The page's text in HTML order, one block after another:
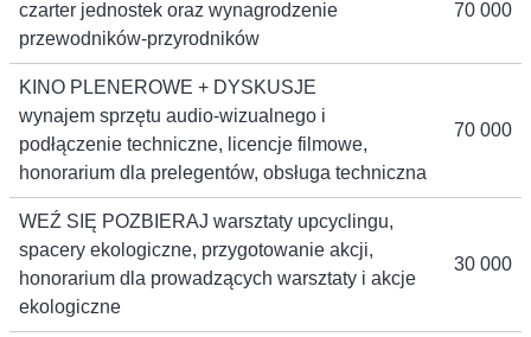
czarter jednostek oraz wynagrodzenie
przewodników-przyrodników
70 000
KINO PLENEROWE + DYSKUSJE
wynajem sprzętu audio-wizualnego i
podłączenie techniczne, licencje filmowe,
honorarium dla prelegentów, obsługa techniczna
70 000
WEŹ SIĘ POZBIERAJ warsztaty upcyclingu,
spacery ekologiczne, przygotowanie akcji,
honorarium dla prowadzących warsztaty i akcje
ekologiczne
30 000